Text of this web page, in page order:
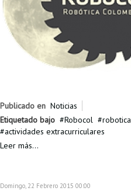
Publicado en Noticias
Etiquetado bajo
Robocol robotica
actividades extracurriculares
Leer más...
Domingo, 22 Febrero 2015 00:00